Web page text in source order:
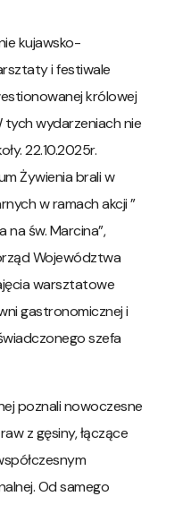
kujawsko-
i festiwale
królowej
tych wydarzeniach nie
22.10.2025r.
Żywienia brali w
w ramach akcji ”
na św. Marcina”,
Województwa
warsztatowe
gastronomicznej i
szefa
poznali nowoczesne
z gęsiny, łączące
Od samego